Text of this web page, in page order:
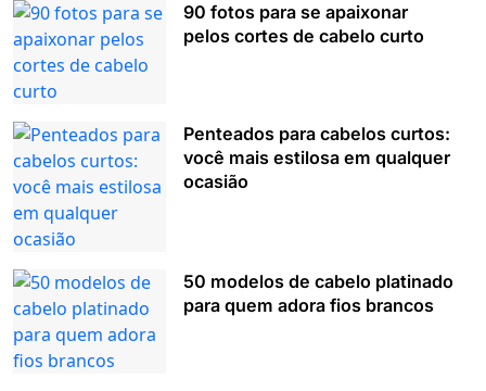
90 fotos para se apaixonar
pelos cortes de cabelo curto
Penteados para cabelos curtos:
você mais estilosa em qualquer
ocasião
50 modelos de cabelo platinado
para quem adora fios brancos